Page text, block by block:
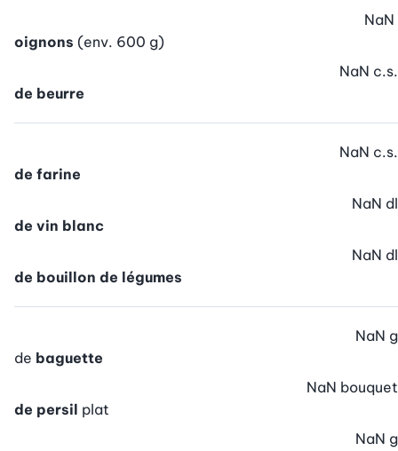
oignons (env. 600 g)
NaN
de beurre
NaN c.s.
de farine
NaN c.s.
de vin blanc
NaN dl
de bouillon de légumes
NaN dl
de baguette
NaN g
de persil plat
NaN bouquet
NaN g